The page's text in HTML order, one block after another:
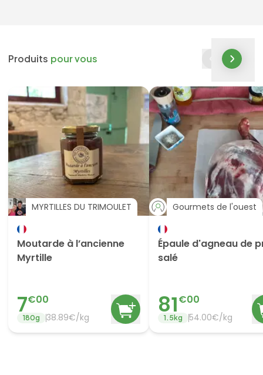
Produits pour vous
MYRTILLES DU TRIMOULET
Moutarde à l’ancienne
Myrtille
7€00
180g 38.89€/kg
Gourmets de l'ouest
Épaule d'agneau de
salé
81€00
1.5kg 54.00€/kg